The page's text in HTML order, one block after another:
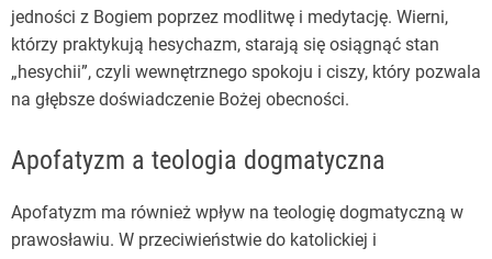
jedności z Bogiem poprzez modlitwę i medytację. Wierni,
którzy praktykują hesychazm, starają się osiągnąć stan
„hesychii”, czyli wewnętrznego spokoju i ciszy, który pozwala
na głębsze doświadczenie Bożej obecności.
Apofatyzm a teologia dogmatyczna
Apofatyzm ma również wpływ na teologię dogmatyczną w
prawosławiu. W przeciwieństwie do katolickiej i